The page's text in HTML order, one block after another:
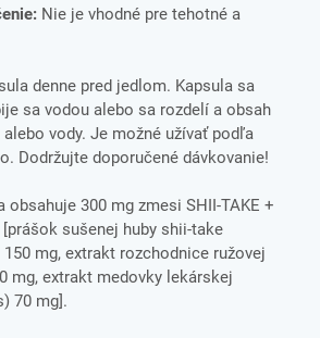
Nie je vhodné pre tehotné a
denne pred jedlom. Kapsula sa
sa vodou alebo sa rozdelí a obsah
vody. Je možné užívať podľa
Dodržujte doporučené dávkovanie!
obsahuje 300 mg zmesi SHII-TAKE +
[prášok sušenej huby shii-take
mg, extrakt rozchodnice ružovej
mg, extrakt medovky lekárskej
70 mg].